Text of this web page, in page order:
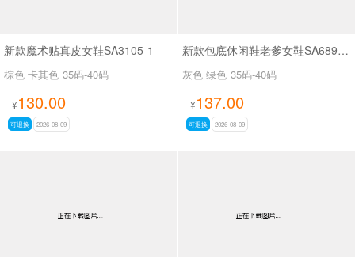
新款魔术贴真皮女鞋SA3105-1
棕色 卡其色 35码-40码
¥130.00
可退换 2026-08-09
新款包底休闲鞋老爹女鞋SA689-13
灰色 绿色 35码-40码
¥137.00
可退换 2026-08-09